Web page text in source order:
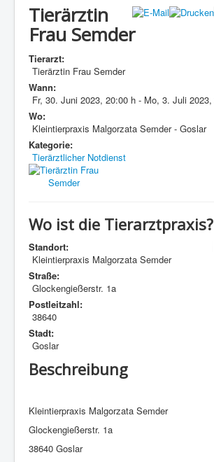
Tierärztin
Frau Semder
Tierarzt:
Tierärztin Frau Semder
Wann:
Fr, 30. Juni 2023, 20:00 h - Mo, 3. Juli 2023,
Wo:
Kleintierpraxis Malgorzata Semder - Goslar
Kategorie:
Tierärztlicher Notdienst
Wo ist die Tierarztpraxis?
Standort:
Kleintierpraxis Malgorzata Semder
Straße:
Glockengießerstr. 1a
Postleitzahl:
38640
Stadt:
Goslar
Beschreibung
Kleintierpraxis Malgorzata Semder
Glockengießerstr. 1a
38640 Goslar